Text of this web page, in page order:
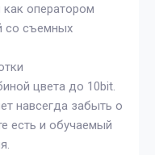
как оператором
со съемных
цвета до 10bit.
навсегда забыть о
есть и обучаемый